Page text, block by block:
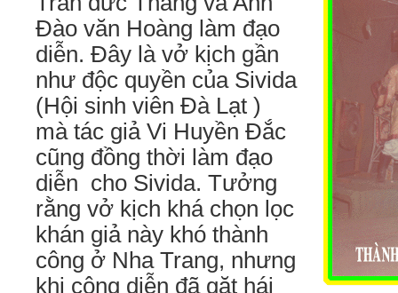
Đào văn Hoàng làm đạo
diễn. Đây là vở kịch gần
như độc quyền của Sivida
(Hội sinh viên Đà Lạt )
mà tác giả Vi Huyền Đắc
cũng đồng thời làm đạo
diễn cho Sivida. Tưởng
rằng vở kịch khá chọn lọc
khán giả này khó thành
công ở Nha Trang, nhưng
khi công diễn đã gặt hái